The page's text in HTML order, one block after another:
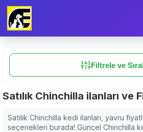
Filtrele ve
Satılık Chinchilla ilanları ve
Satılık Chinchilla kedi ilanları, yavru
seçenekleri burada! Güncel Chinchilla